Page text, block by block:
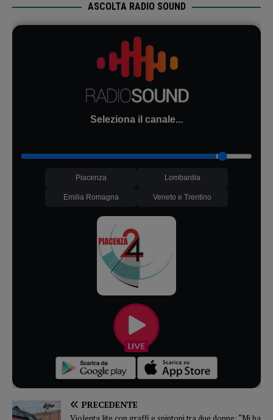
ASCOLTA RADIO SOUND
Seleziona il canale...
Piacenza Lombardia
Emilia Romagna Veneto e Trentino
PRECEDENTE